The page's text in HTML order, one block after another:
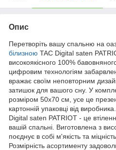
Опис
Перетворіть вашу спальню на
білизною TAC Digital saten
високоякісного 100%
цифровим технологіям
вражає своїм неповторним
затишок для вашого сну. У
розміром 50x70 см, усе це
картонній упаковці від
Digital saten PATRIOT - це
вашій спальні. Виготовлена з
поєднує в собі м'якість та
Розмірність асортименту